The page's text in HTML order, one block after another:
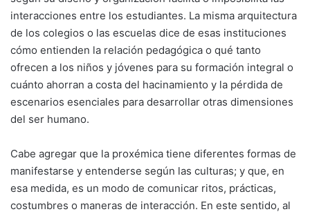
interacciones entre los estudiantes. La misma arquitectura
de los colegios o las escuelas dice de esas instituciones
cómo entienden la relación pedagógica o qué tanto
ofrecen a los niños y jóvenes para su formación integral o
cuánto ahorran a costa del hacinamiento y la pérdida de
escenarios esenciales para desarrollar otras dimensiones
del ser humano.
Cabe agregar que la proxémica tiene diferentes formas de
manifestarse y entenderse según las culturas; y que, en
esa medida, es un modo de comunicar ritos, prácticas,
costumbres o maneras de interacción. En este sentido, al